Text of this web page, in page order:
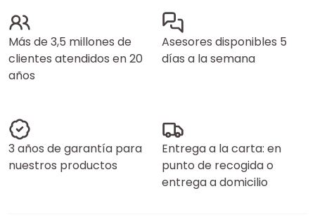
Más de 3,5 millones de
clientes atendidos en 20
años
Asesores disponibles 5
días a la semana
3 años de garantía para
nuestros productos
Entrega a la carta: en
punto de recogida o
entrega a domicilio